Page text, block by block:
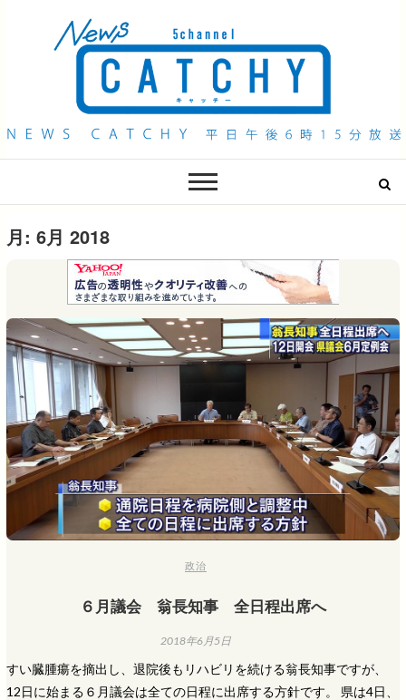
QAB NEWS Headline
月: 6月 2018
政治
６月議会 翁長知事 全日程出席へ
2018年6月5日
すい臓腫瘍を摘出し、退院後もリハビリを続ける翁長知事ですが、
12日に始まる６月議会は全ての日程に出席する方針です。 県は4日、